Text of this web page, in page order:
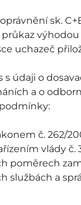
sk.
výhodou
uchazeč
s údaji o
a o
č. 262/
vlády č.
poměrech
službách a